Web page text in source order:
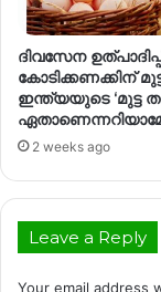
ദിവസേന
കോടിക്കണക്കിന്
ഇന്ത്യയുടെ ‘മുട്ട
2 weeks ago
Leave a Reply
Your email address